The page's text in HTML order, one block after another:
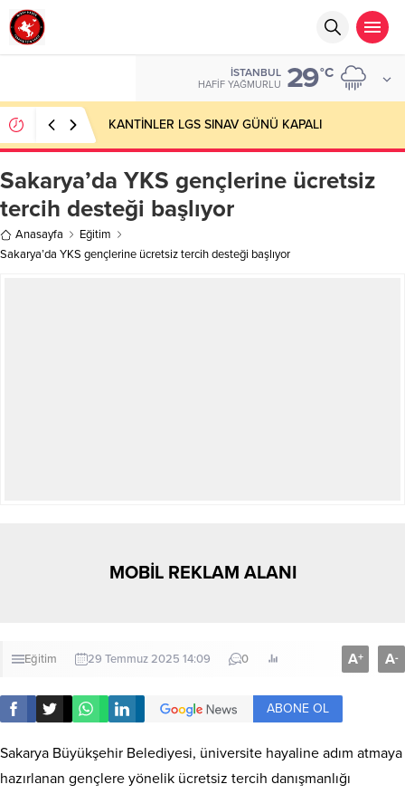
İSTANBUL
HAFIF YAĞMURLU 29°C
KANTİNLER LGS SINAV GÜNÜ KAPALI
Sakarya’da YKS gençlerine ücretsiz
tercih desteği başlıyor
Anasayfa
Eğitim
Sakarya’da YKS gençlerine ücretsiz tercih desteği başlıyor
MOBİL REKLAM ALANI
Eğitim 29 Temmuz 2025 14:09 0 A+ A-
ABONE OL
Sakarya Büyükşehir Belediyesi, üniversite hayaline adım atmaya
hazırlanan gençlere yönelik ücretsiz tercih danışmanlığı